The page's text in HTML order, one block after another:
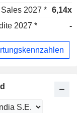
Sales 2027 * 6,14x
2027 * -